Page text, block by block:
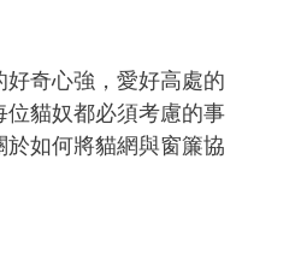
奇心強，愛好高處的
貓奴都必須考慮的事
如何將貓網與窗簾協